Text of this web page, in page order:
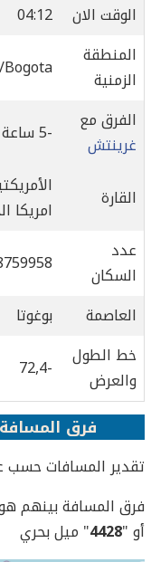
الوقت الان
04:12
المنطقة
الزمنية
الفرق مع
غرينتش
-5 ساعة
القارة
امريكا
عدد
السكان
العاصمة
بوغوتا
خط الطول
والعرض
-72,4
فرق
تقدير المسافات حسب
فرق المسافة بينهم
أو "4428" ميل بحري